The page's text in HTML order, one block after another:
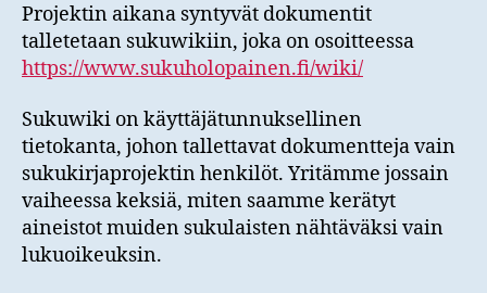
Projektin aikana syntyvät dokumentit
talletetaan sukuwikiin, joka on osoitteessa
https://www.sukuholopainen.fi/wiki/
Sukuwiki on käyttäjätunnuksellinen
tietokanta, johon tallettavat dokumentteja vain
sukukirjaprojektin henkilöt. Yritämme jossain
vaiheessa keksiä, miten saamme kerätyt
aineistot muiden sukulaisten nähtäväksi vain
lukuoikeuksin.